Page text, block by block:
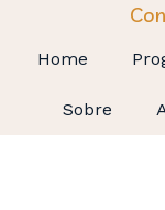
Home
Sobre